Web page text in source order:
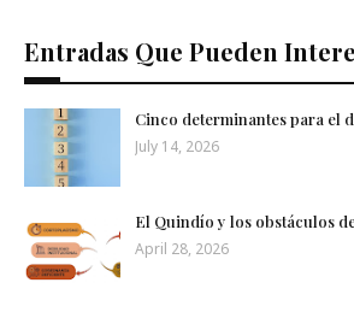
Entradas Que Pueden
Cinco determinantes para el
July 14, 2026
El Quindío y los obstáculos
April 28, 2026